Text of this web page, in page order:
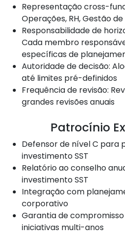
Representação cross-
Operações, RH, Gestão de
Responsabilidade de
Cada membro
específicas de
Autoridade de decisão:
até limites pré-definidos
Frequência de revisão:
grandes revisões anuais
Patrocínio
Defensor de nível C para
investimento SST
Relatório ao conselho
investimento SST
Integração com
corporativo
Garantia de
iniciativas multi-anos